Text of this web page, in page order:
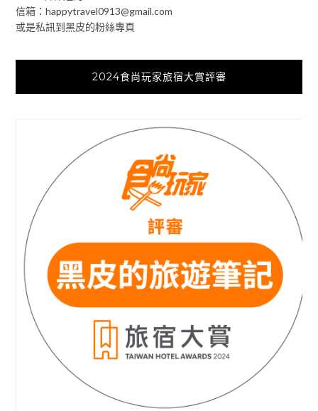
信箱：happytravel0913@gmail.com
或是私訊到黑皮的粉絲專頁
2024食尚玩家旅宿大賞評審